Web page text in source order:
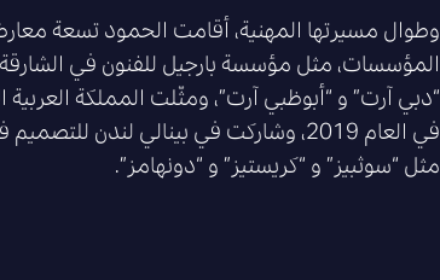
وطوال مسيرتها المهنية، أقامت الحمود تسعة
المؤسسات، مثل مؤسسة بارجيل للفنون في
“دبي آرت” و “أبوظبي آرت”، ومثّلت المملكة
مثل “سوثبيز” و “كريستيز” و “دونهامز”.